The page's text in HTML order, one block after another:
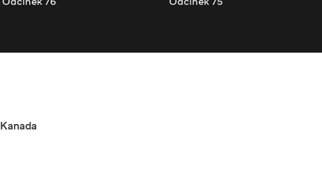
Kanada